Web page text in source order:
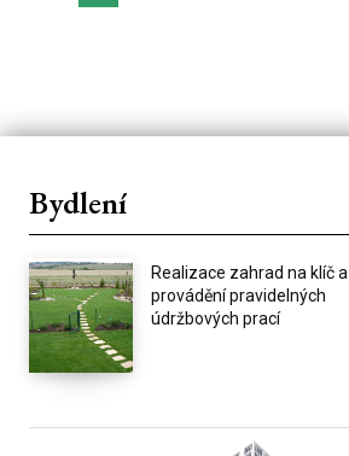
Bydlení
Realizace zahrad na klíč a
provádění pravidelných
údržbových prací